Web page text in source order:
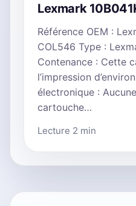
Lexmark
Référence OEM :
COL546 Type :
Contenance : Cette
l’impression
électronique :
cartouche…
Lecture 2 min